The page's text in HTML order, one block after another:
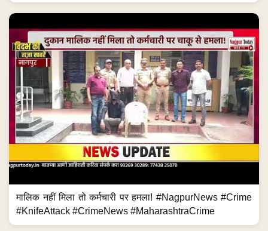
मालिक नहीं मिला तो कर्मचारी पर हमला! #NagpurNews #Crime
#KnifeAttack #CrimeNews #MaharashtraCrime